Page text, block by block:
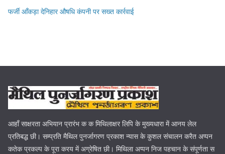
फर्जी आँकड़ा देनिहार औषधि कंपनी पर सख्त कार्रवाई
आहाँ साक्षरता अभियान प्रारंभ क क मिथिलाक्षर लिपि के मुख्यधारा में आनय लेल
प्रतिबद्ध छी। सम्प्रति मैथिल पुनर्जागरण प्रकाश न्यास के कुशल संचालन करैत अप्पन
कतेक प्रकल्प के पूरा करय में अग्रेषित छी। मिथिला अप्पन निज पहचान के संपूर्णता स